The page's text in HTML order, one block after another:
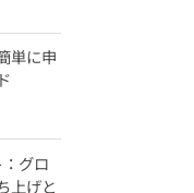
単に申
グロ
上げと